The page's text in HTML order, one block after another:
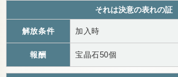
それは決意の表れの証
解放条件 加入時
報酬 宝晶石50個